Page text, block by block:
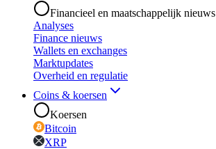
Financieel en maatschappelijk nieuws
Analyses
Finance nieuws
Wallets en exchanges
Marktupdates
Overheid en regulatie
Coins & koersen
Koersen
Bitcoin
XRP